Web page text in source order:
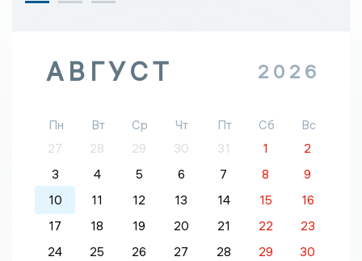
АВГУСТ 2026
Пн Вт Ср Чт Пт Сб
Вс
27
28 29 30 31 1
2
3
4 5 6 7 8
9
10
11 12 13 14 15
16
17
18 19 20 21 22
23
24
25 26 27 28 29
30